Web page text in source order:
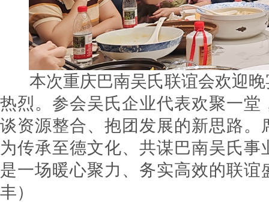
本次重庆巴南吴氏联谊会欢迎晚
热烈。参会吴氏企业代表欢聚一堂
谈资源整合、抱团发展的新思路。
为传承至德文化、共谋巴南吴氏事
是一场暖心聚力、务实高效的联谊
丰）